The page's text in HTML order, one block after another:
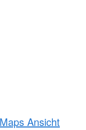
Ansicht